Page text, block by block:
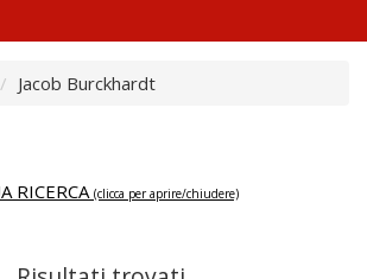
Jacob Burckhardt
RICERCA (clicca per aprire/chiudere)